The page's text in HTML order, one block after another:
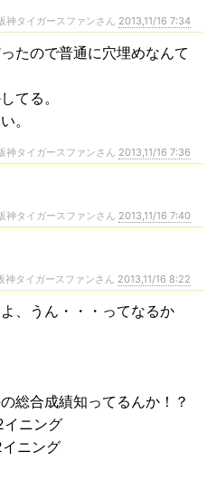
神タイガースファンさん 2013,11/16 7:34
たので普通に穴埋めなんて
てる。
。
神タイガースファンさん 2013,11/16 7:36
神タイガースファンさん 2013,11/16 7:40
タイガースファンさん 2013,11/16 8:22
、うん・・・ってなるか
総合成績知ってるんか！？
ニング
ニング